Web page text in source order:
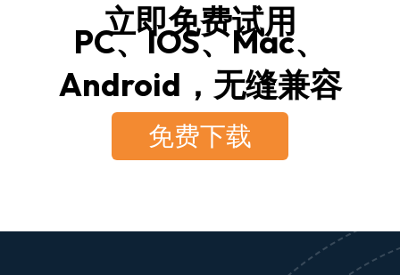
立即免费试用
PC、IOS、Mac、
Android，无缝兼容
免费下载